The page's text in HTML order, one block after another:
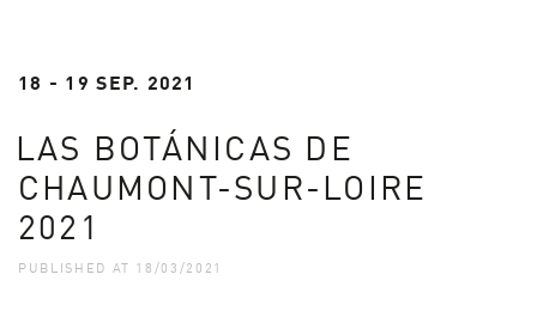
18 - 19 SEP. 2021
LAS BOTÁNICAS DE
CHAUMONT-SUR-LOIRE
2021
PUBLISHED AT 18/03/2021